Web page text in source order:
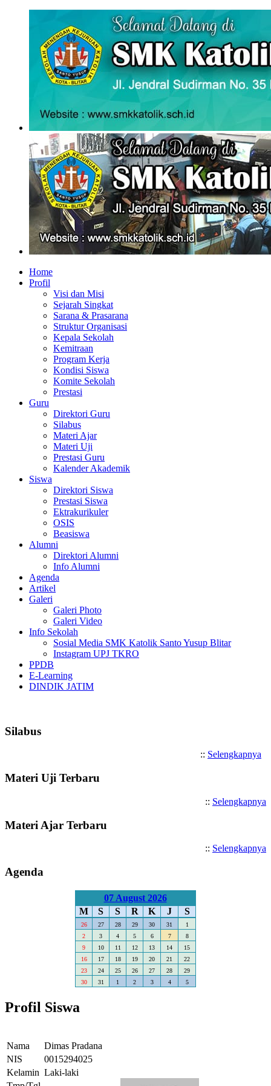
Home
Profil
Visi dan Misi
Sejarah Singkat
Sarana & Prasarana
Struktur Organisasi
Kepala Sekolah
Kemitraan
Program Kerja
Kondisi Siswa
Komite Sekolah
Prestasi
Guru
Direktori Guru
Silabus
Materi Ajar
Materi Uji
Prestasi Guru
Kalender Akademik
Siswa
Direktori Siswa
Prestasi Siswa
Ektrakurikuler
OSIS
Beasiswa
Alumni
Direktori Alumni
Info Alumni
Agenda
Artikel
Galeri
Galeri Photo
Galeri Video
Info Sekolah
Sosial Media SMK Katolik Santo Yusup Blitar
Instagram UPJ TKRO
PPDB
E-Learning
DINDIK JATIM
Silabus
:: Selengkapnya
Materi Uji Terbaru
:: Selengkapnya
Materi Ajar Terbaru
:: Selengkapnya
Agenda
07 August 2026
M
S S R K J S
26 27 28 29 30 31
1
2
3 4 5 6 7
8
9
10 11 12 13 14
15
16
17 18 19 20 21
22
23
24 25 26 27 28
29
30
31 1 2 3 4 5
Profil Siswa
Nama
Dimas Pradana
NIS
0015294025
Kelamin Laki-laki